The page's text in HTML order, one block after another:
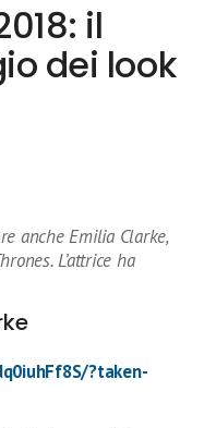
il
dei look
anche Emilia Clarke,
L’attrice ha
?taken-